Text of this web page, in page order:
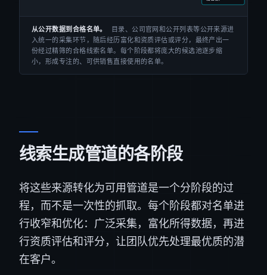
从公开数据到合格名单。
目录、公司官网和公开列表等公开来源进
入统一的采集环节，随后经历富化和资质评估或评分，最终产出一
份经过精筛的合格线索名单。每个阶段都将庞大的候选池逐步缩
小，形成专注的、可供销售直接使用的名单。
线索生成管道的各阶段
将这些来源转化为可用管道是一个分阶段的过
程，而不是一次性的抓取。每个阶段都对名单进
行收窄和优化：广泛采集，富化所得数据，再进
行资质评估和评分，让团队优先处理最优质的潜
在客户。